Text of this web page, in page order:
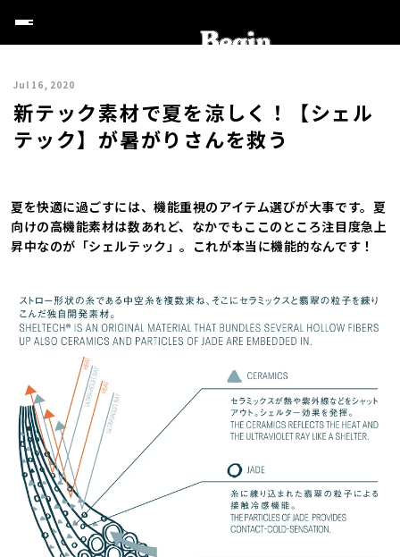
Jul 16, 2020
新テック素材で夏を涼しく！【シェル
テック】が暑がりさんを救う
夏を快適に過ごすには、機能重視のアイテム選びが大事です。夏
向けの高機能素材は数あれど、なかでもここのところ注目度急上
昇中なのが「シェルテック」。これが本当に機能的なんです！